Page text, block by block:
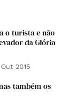
o turista e não
da Glória
2015
também os